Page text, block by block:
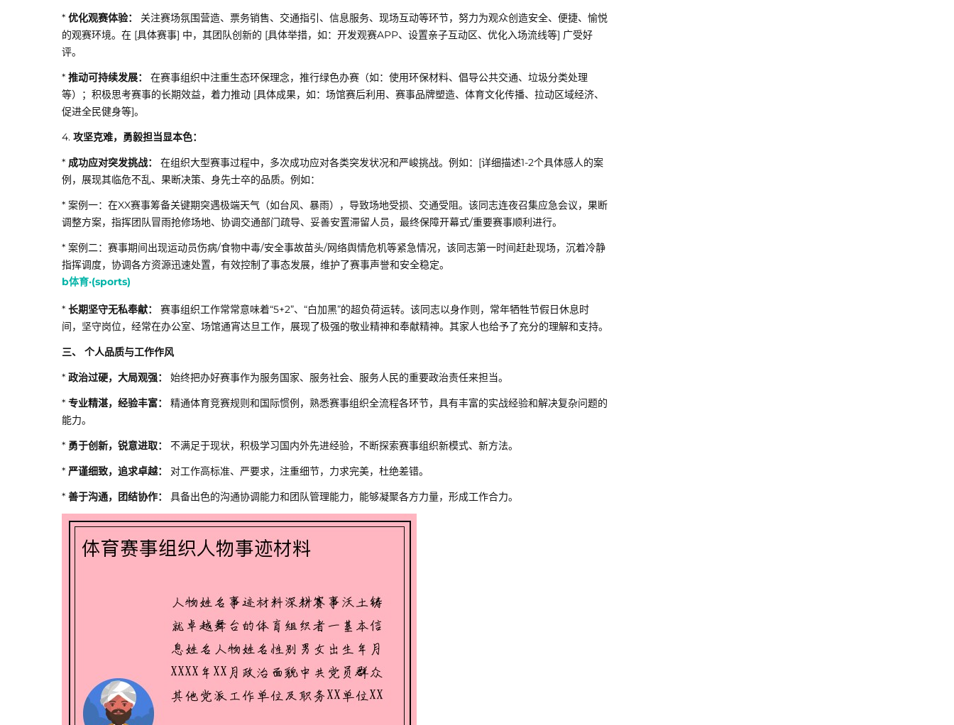
* 优化观赛体验：
关注赛场氛围营造、票务销售、交通指引、信息服务、现场互动等环节，努力为观众创造安全、便捷、愉悦
的观赛环境。在 [具体赛事] 中，其团队创新的 [具体举措，如：开发观赛APP、设置亲子互动区、优化入场流线等] 广受好
评。
* 推动可持续发展：
在赛事组织中注重生态环保理念，推行绿色办赛（如：使用环保材料、倡导公共交通、垃圾分类处理
等）；积极思考赛事的长期效益，着力推动 [具体成果，如：场馆赛后利用、赛事品牌塑造、体育文化传播、拉动区域经济、
促进全民健身等]。
4. 攻坚克难，勇毅担当显本色：
* 成功应对突发挑战：
在组织大型赛事过程中，多次成功应对各类突发状况和严峻挑战。例如：[详细描述1-2个具体感人的案
例，展现其临危不乱、果断决策、身先士卒的品质。例如：
* 案例一：在XX赛事筹备关键期突遇极端天气（如台风、暴雨），导致场地受损、交通受阻。该同志连夜召集应急会议，果断
调整方案，指挥团队冒雨抢修场地、协调交通部门疏导、妥善安置滞留人员，最终保障开幕式/重要赛事顺利进行。
* 案例二：赛事期间出现运动员伤病/食物中毒/安全事故苗头/网络舆情危机等紧急情况，该同志第一时间赶赴现场，沉着冷静
指挥调度，协调各方资源迅速处置，有效控制了事态发展，维护了赛事声誉和安全稳定。
b体育·(sports)
* 长期坚守无私奉献：
赛事组织工作常常意味着“5+2”、“白加黑”的超负荷运转。该同志以身作则，常年牺牲节假日休息时
间，坚守岗位，经常在办公室、场馆通宵达旦工作，展现了极强的敬业精神和奉献精神。其家人也给予了充分的理解和支持。
三、 个人品质与工作作风
* 政治过硬，大局观强：
始终把办好赛事作为服务国家、服务社会、服务人民的重要政治责任来担当。
* 专业精湛，经验丰富：
精通体育竞赛规则和国际惯例，熟悉赛事组织全流程各环节，具有丰富的实战经验和解决复杂问题的
能力。
* 勇于创新，锐意进取：
不满足于现状，积极学习国内外先进经验，不断探索赛事组织新模式、新方法。
* 严谨细致，追求卓越：
对工作高标准、严要求，注重细节，力求完美，杜绝差错。
* 善于沟通，团结协作： 具备出色的沟通协调能力和团队管理能力，能够凝聚各方力量，形成工作合力。